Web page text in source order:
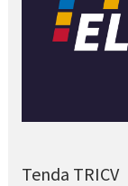
Tenda TRICV